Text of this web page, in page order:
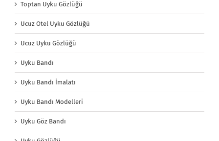
Toptan Uyku Gözlüğü
Ucuz Otel Uyku Gözlüğü
Ucuz Uyku Gözlüğü
Uyku Bandı
Uyku Bandı İmalatı
Uyku Bandı Modelleri
Uyku Göz Bandı